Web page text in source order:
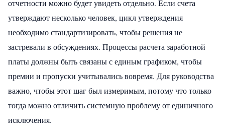
отчетности можно будет увидеть отдельно. Если счета
утверждают несколько человек, цикл утверждения
необходимо стандартизировать, чтобы решения не
застревали в обсуждениях. Процессы расчета заработной
платы должны быть связаны с единым графиком, чтобы
премии и пропуски учитывались вовремя. Для руководства
важно, чтобы этот шаг был измеримым, потому что только
тогда можно отличить системную проблему от единичного
исключения.